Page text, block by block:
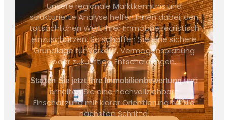
Unsere regionale Marktkenntnis und
strukturierte Analyse helfen Ihnen dabei, den
tatsächlichen Wert Ihrer Immobilie realistisch
einzuschätzen. So schaffen Sie eine sichere
Grundlage für Verkauf, Vermögensplanung
oder zukünftige Entscheidungen.
Starten Sie jetzt Ihre Immobilienbewertungund
erhalten Sie eine nachvollziehbare
Einschätzung mit klarer Orientierung für die
nächsten Schritte.